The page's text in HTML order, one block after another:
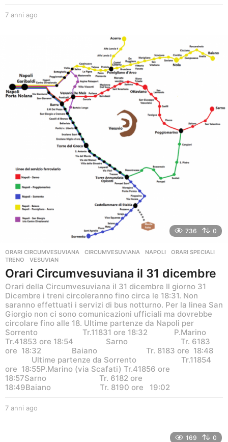
7 anni ago
o
736 0
ORARI CIRCUMVESUVIANA CIRCUMVESUVIANA ,NAPOLI ,ORARI SPECIALI
TRENO
,VESUVIAN
Orari Circumvesuviana il 31 dicembre
Orari della Circumvesuviana il 31 dicembre Il giorno 31
Dicembre i treni circoleranno fino circa le 18:31. Non
saranno effettuati i servizi di bus notturno. Per la linea San
Giorgio non ci sono comunicazioni ufficiali ma dovrebbe
circolare fino alle 18. Ultime partenze da Napoli per
Sorrento Tr.11831 ore 18:32 P.Marino
Tr.41853 ore 18:54 Sarno Tr. 6183
ore 18:32 Baiano Tr. 8183 ore 18:48
Ultime partenze da Sorrento Tr.11854
ore 18:55P.Marino (via Scafati) Tr.41856 ore
18:57Sarno Tr. 6182 ore
18:49Baiano Tr. 8190 ore 19:02
7 anni ago
169 0